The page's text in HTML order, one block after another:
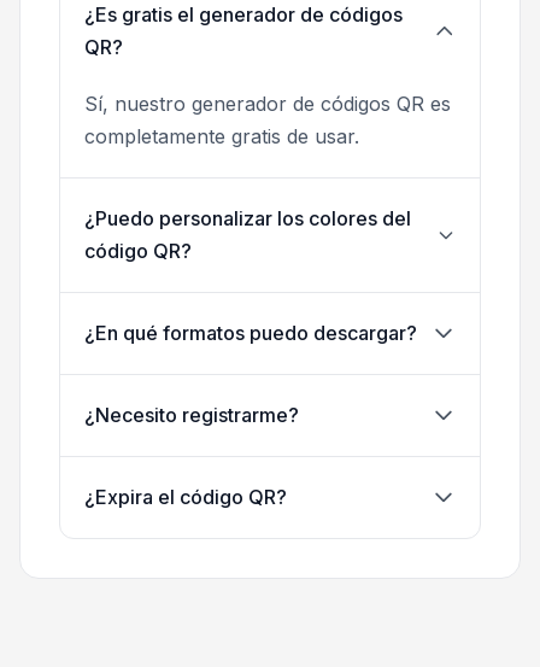
¿Es gratis el generador de códigos
QR?
Sí, nuestro generador de códigos QR es
completamente gratis de usar.
¿Puedo personalizar los colores del
código QR?
¿En qué formatos puedo descargar?
¿Necesito registrarme?
¿Expira el código QR?